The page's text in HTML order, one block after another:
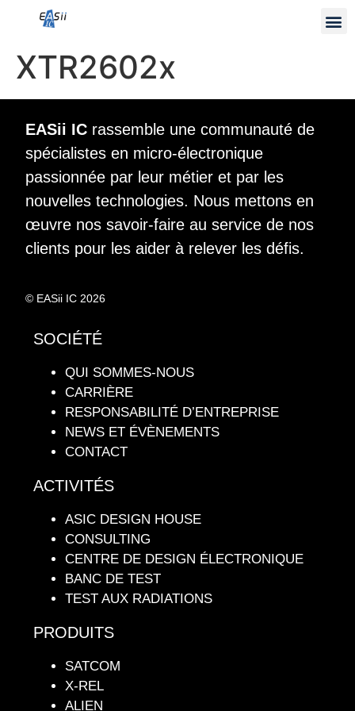
XTR2602x
EASii IC rassemble une communauté de
spécialistes en micro-électronique
passionnée par leur métier et par les
nouvelles technologies. Nous mettons en
œuvre nos savoir-faire au service de nos
clients pour les aider à relever les défis.
© EASii IC 2026
SOCIÉTÉ
QUI SOMMES-NOUS
CARRIÈRE
RESPONSABILITÉ D’ENTREPRISE
NEWS ET ÉVÈNEMENTS
CONTACT
ACTIVITÉS
ASIC DESIGN HOUSE
CONSULTING
CENTRE DE DESIGN ÉLECTRONIQUE
BANC DE TEST
TEST AUX RADIATIONS
PRODUITS
SATCOM
X-REL
ALIEN